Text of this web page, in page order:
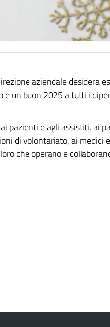
aziendale desidera
e un buon 2025 a tutti i
pazienti e agli assistiti, ai
di volontariato, ai medici
che operano e